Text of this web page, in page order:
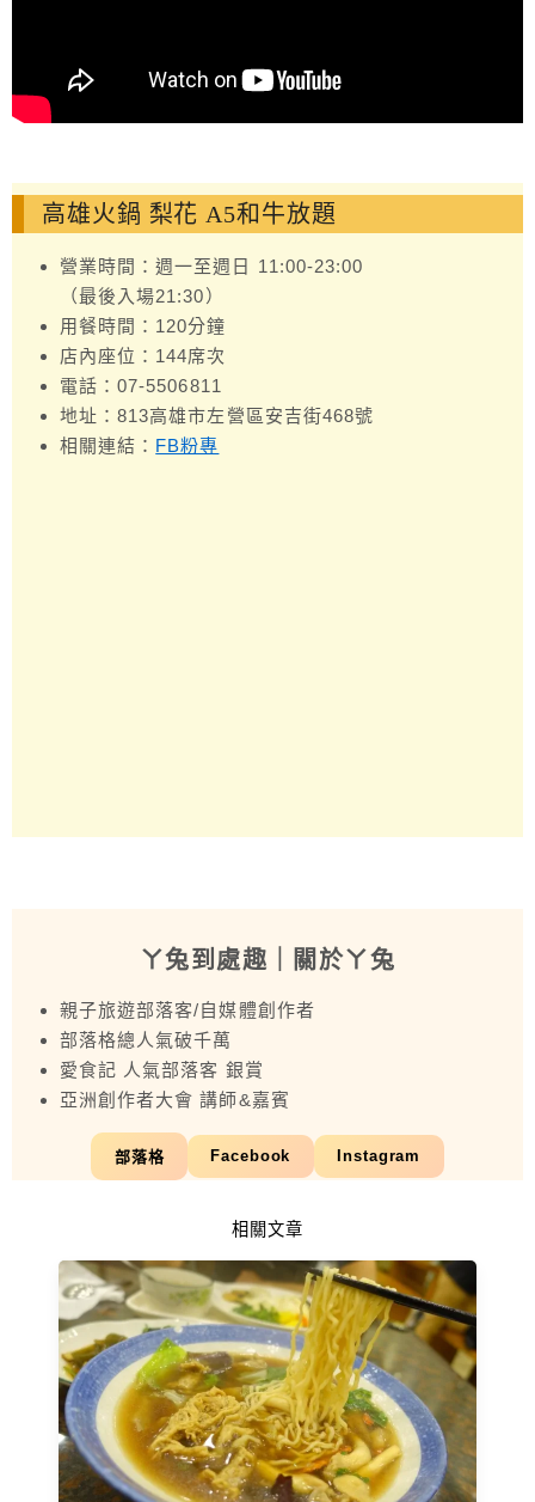
高雄火鍋 梨花 A5和牛放題
營業時間：週一至週日 11:00-23:00
（最後入場21:30）
用餐時間：120分鐘
店內座位：144席次
電話：07-5506811
地址：813高雄市左營區安吉街468號
相關連結： FB粉專
ㄚ兔到處趣 ｜關於ㄚ兔
親子旅遊部落客/自媒體創作者
部落格總人氣破千萬
愛食記 人氣部落客 銀賞
亞洲創作者大會 講師&嘉賓
部落格 Facebook Instagram
相關文章